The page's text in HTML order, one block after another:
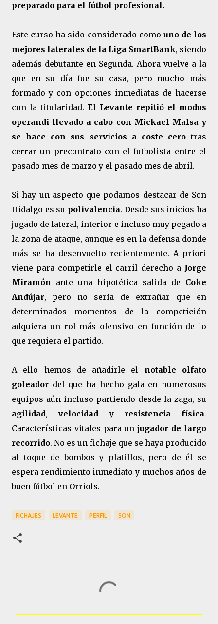
preparado para el fútbol profesional.
Este curso ha sido considerado como uno de los
mejores laterales de la Liga SmartBank, siendo
además debutante en Segunda. Ahora vuelve a la
que en su día fue su casa, pero mucho más
formado y con opciones inmediatas de hacerse
con la titularidad. El Levante repitió el modus
operandi llevado a cabo con Mickael Malsa y
se hace con sus servicios a coste cerotras
cerrar un precontrato con el futbolista entre el
pasado mes de marzo y el pasado mes de abril.
Si hay un aspecto que podamos destacar de Son
Hidalgo es su polivalencia. Desde sus inicios ha
jugado de lateral, interior e incluso muy pegado a
la zona de ataque, aunque es en la defensa donde
más se ha desenvuelto recientemente. A priori
viene para competirle el carril derecho a Jorge
Miramón ante una hipotética salida de Coke
Andújar, pero no sería de extrañar que en
determinados momentos de la competición
adquiera un rol más ofensivo en función de lo
que requiera el partido.
A ello hemos de añadirle el notable olfato
goleador del que ha hecho gala en numerosos
equipos aún incluso partiendo desde la zaga, su
agilidad,velocidady resistencia física.
Características vitales para unjugador de largo
recorrido. No es un fichaje que se haya producido
al toque de bombos y platillos, pero de él se
espera rendimiento inmediato y muchos años de
buen fútbol en Orriols.
FICHAJES LEVANTE PERFIL SON